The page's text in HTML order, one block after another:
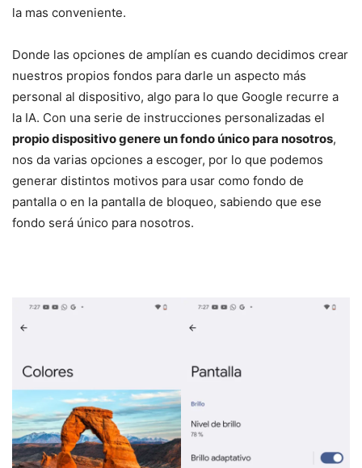
la mas conveniente.
Donde las opciones de amplían es cuando decidimos crear
nuestros propios fondos para darle un aspecto más
personal al dispositivo, algo para lo que Google recurre a
la IA. Con una serie de instrucciones personalizadas el
propio dispositivo genere un fondo único para nosotros,
nos da varias opciones a escoger, por lo que podemos
generar distintos motivos para usar como fondo de
pantalla o en la pantalla de bloqueo, sabiendo que ese
fondo será único para nosotros.